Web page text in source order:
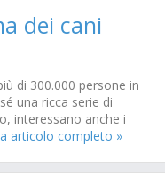
dei cani
di 300.000 persone in
una ricca serie di
interessano anche i
articolo completo »